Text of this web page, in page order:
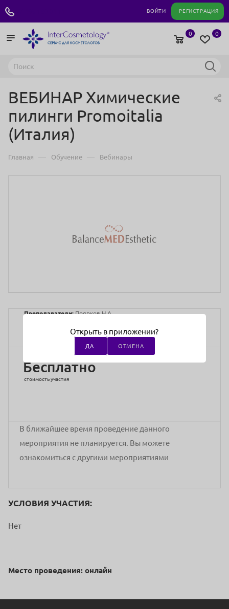
ВОЙТИ РЕГИСТРАЦИЯ
0
0
ВЕБИНАР Химические
пилинги Promoitalia
(Италия)
Главная — Обучение — Вебинары
Преподаватели:Поярков Н.А.
Бесплатно
стоимость участия
В ближайшее время проведение данного
мероприятия не планируется. Вы можете
ознакомиться с другими мероприятиями
УСЛОВИЯ УЧАСТИЯ:
Нет
Место проведения: онлайн
Открыть в приложении?
ДА ОТМЕНА